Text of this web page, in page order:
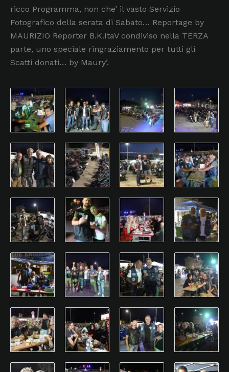
ricco Programma, non che’ il vasto Servizio
Fotografico della serata di Sabato… Reportage by
MAURIZIO Reporter B.K.ItaV condiviso nella TERZA
parte, uno speciale ringraziamento per tutti gli
Scatti donati… by Maury’.